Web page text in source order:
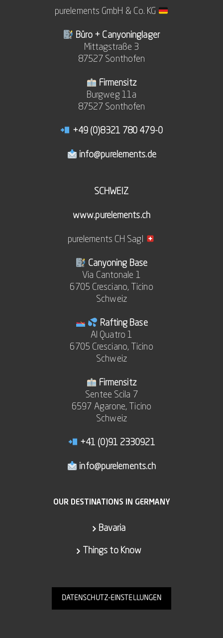
purelements GmbH & Co. KG
Büro + Canyoninglager
Mittagstraße 3
87527 Sonthofen
Firmensitz
Burgweg 11a
87527 Sonthofen
+49 (0)8321 780 479-0
info@purelements.de
SCHWEIZ
www.purelements.ch
purelements CH Sagl
Canyoning Base
Via Cantonale 1
6705 Cresciano, Ticino
Schweiz
Rafting Base
Al Quatro 1
6705 Cresciano, Ticino
Schweiz
Firmensitz
Sentee Scila 7
6597 Agarone, Ticino
Schweiz
+41 (0)91 2330921
info@purelements.ch
OUR DESTINATIONS IN GERMANY
Bavaria
Things to Know
DATENSCHUTZ-EINSTELLUNGEN